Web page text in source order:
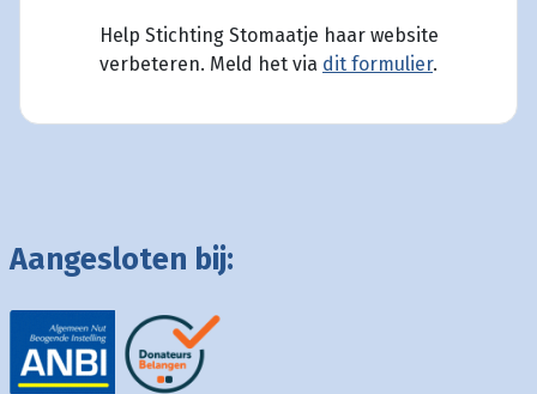
Help Stichting Stomaatje haar website
verbeteren. Meld het via dit formulier.
Aangesloten bij: